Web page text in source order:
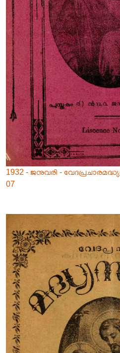
1932 - ജനുവരി -
07